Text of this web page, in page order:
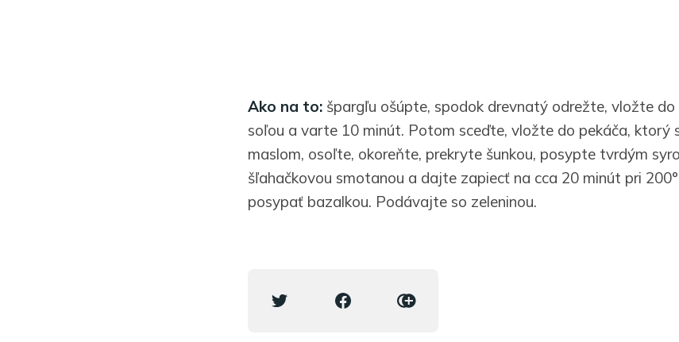
Ako na to: špargľu ošúpte, spodok drevnatý odrežte, vložte
soľou a varte 10 minút. Potom sceďte, vložte do pekáča, ktorý
maslom, osoľte, okoreňte, prekryte šunkou, posypte tvrdým
šľahačkovou smotanou a dajte zapiecť na cca 20 minút pri
posypať bazalkou. Podávajte so zeleninou.